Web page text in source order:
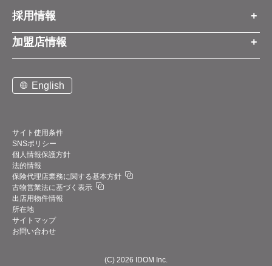
お知らせ
経営方針
事業展開
中期経営計画
デジタルトランスフォーメーション（DX）
業績・財務情報
四半期データ
直近決算のポイント
プレスリリース
コーポレートブログ
お問い合わせ
採用情報
採用情報トップ
新卒営業職
中途営業職
新卒・中途アフターサービス職
アルバイト
加盟店情報
ご契約までの流れと費用
仕組みメリット
加盟店紹介
お問い合わせ
サポート体制
English
サイト使用条件
SNSポリシー
個人情報保護方針
法的情報
保険代理店業務に関する基本方針
古物営業法に基づく表示
出店用物件情報
所在地
サイトマップ
お問い合わせ
(C) 2026 IDOM Inc.